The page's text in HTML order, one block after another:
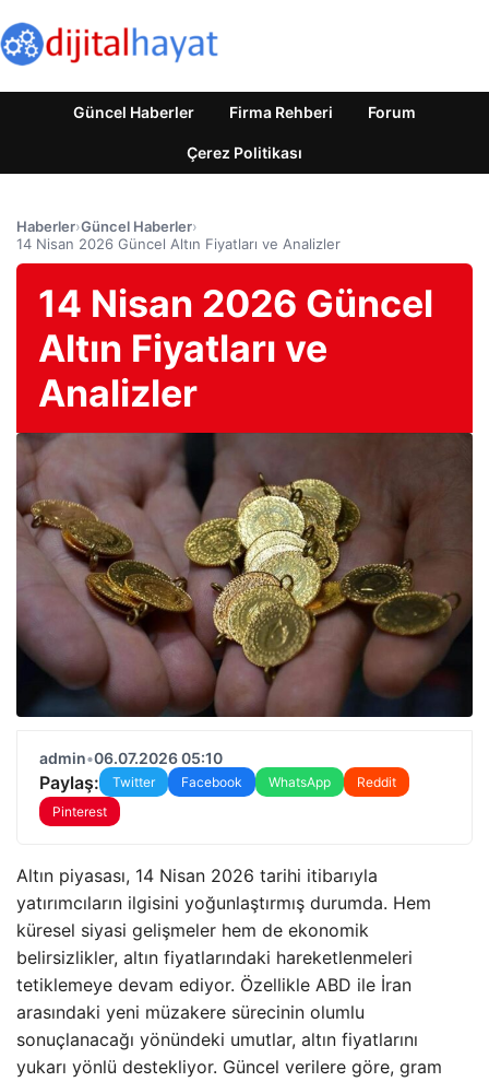
Güncel Haberler Firma Rehberi Forum
Çerez Politikası
Haberler›Güncel Haberler›
14 Nisan 2026 Güncel Altın Fiyatları ve Analizler
14 Nisan 2026 Güncel
Altın Fiyatları ve
Analizler
admin•06.07.2026 05:10
Paylaş: Twitter Facebook WhatsApp
Reddit
Pinterest
Altın piyasası, 14 Nisan 2026 tarihi itibarıyla
yatırımcıların ilgisini yoğunlaştırmış durumda. Hem
küresel siyasi gelişmeler hem de ekonomik
belirsizlikler, altın fiyatlarındaki hareketlenmeleri
tetiklemeye devam ediyor. Özellikle ABD ile İran
arasındaki yeni müzakere sürecinin olumlu
sonuçlanacağı yönündeki umutlar, altın fiyatlarını
yukarı yönlü destekliyor. Güncel verilere göre, gram